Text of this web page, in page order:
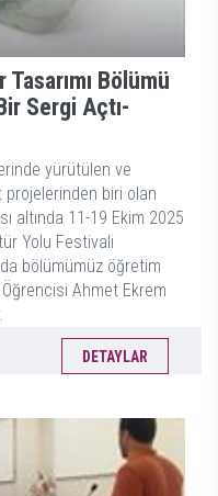
Bölümü
Sergi Açtı-
yürütülen ve
projelerinden biri olan
altında 11-19 Ekim 2025
Yolu Festivali
bölümümüz öğretim
Ahmet Ekrem
DETAYLAR